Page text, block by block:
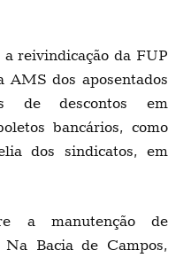
a reivindicação da FUP
AMS dos aposentados
de descontos em
bancários, como
dos sindicatos, em
a manutenção de
Bacia de Campos,